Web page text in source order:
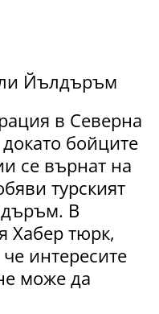
в Северна
бойците
се върнат на
турският
В
Хабер тюрк,
интересите
може да